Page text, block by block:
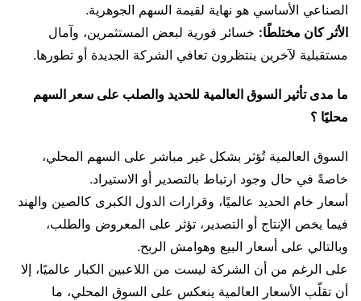
الصناعي الأساسي هو نهاية لقيمة السهم الجوهرية.
الأثر كان مختلطًا: خسائر فورية لبعض المستثمرين، وآمال
مستقبلية لآخرين ينتظرون تعافي الشركة الجديدة أو تطورها.
ما مدى تأثير السوق العالمية للحديد والصلب على سعر السهم
محليًا ؟
السوق العالمية تُؤثر بشكل غير مباشر على السهم المحلي،
خاصةً في حال وجود ارتباط بالتصدير أو الاستيراد.
أسعار خام الحديد عالميًا، وقرارات الدول الكبرى كالصين والهند
فيما يخص الإنتاج أو التصدير، تؤثر على المعروض والطلب،
وبالتالي على أسعار البيع وهوامش الربح.
على الرغم من أن الشركة ليست من اللاعبين الكبار عالميًا، إلا
أن تقلّب الأسعار العالمية ينعكس على السوق المحلي، ما